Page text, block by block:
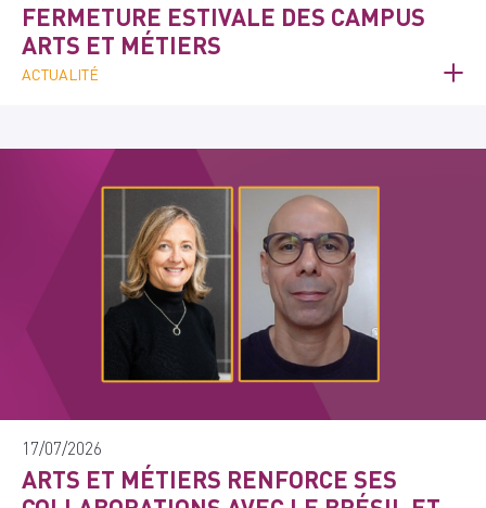
FERMETURE ESTIVALE DES CAMPUS
ARTS ET MÉTIERS
ACTUALITÉ
17/07/2026
ARTS ET MÉTIERS RENFORCE SES